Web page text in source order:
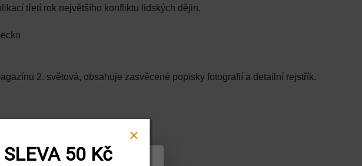
třetí rok největšího konfliktu lidských dějin.
2. světová, obsahuje zasvěcené popisky fotografií a detailní rejstřík.
SLEVA 50 Kč